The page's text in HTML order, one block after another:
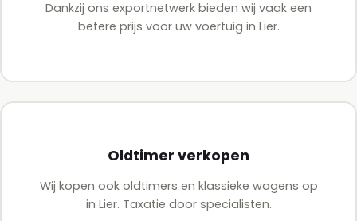
Dankzij ons exportnetwerk bieden wij vaak een
betere prijs voor uw voertuig in Lier.
Oldtimer verkopen
Wij kopen ook oldtimers en klassieke wagens op
in Lier. Taxatie door specialisten.